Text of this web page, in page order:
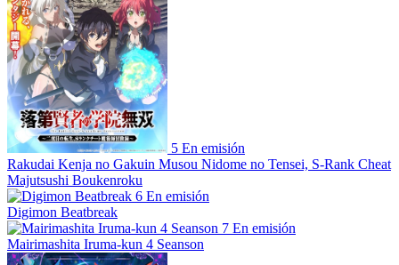
5 En emisión
Rakudai Kenja no Gakuin Musou Nidome no Tensei, S-Rank Cheat
Majutsushi Boukenroku
6 En emisión
Digimon Beatbreak
7 En emisión
Mairimashita Iruma-kun 4 Seanson